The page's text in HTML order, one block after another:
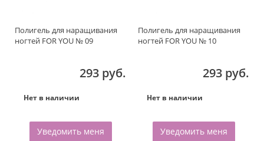
Полигель для наращивания
ногтей FOR YOU № 09
293 руб.
Нет в наличии
Уведомить меня
Полигель для наращивания
ногтей FOR YOU № 10
293 руб.
Нет в наличии
Уведомить меня